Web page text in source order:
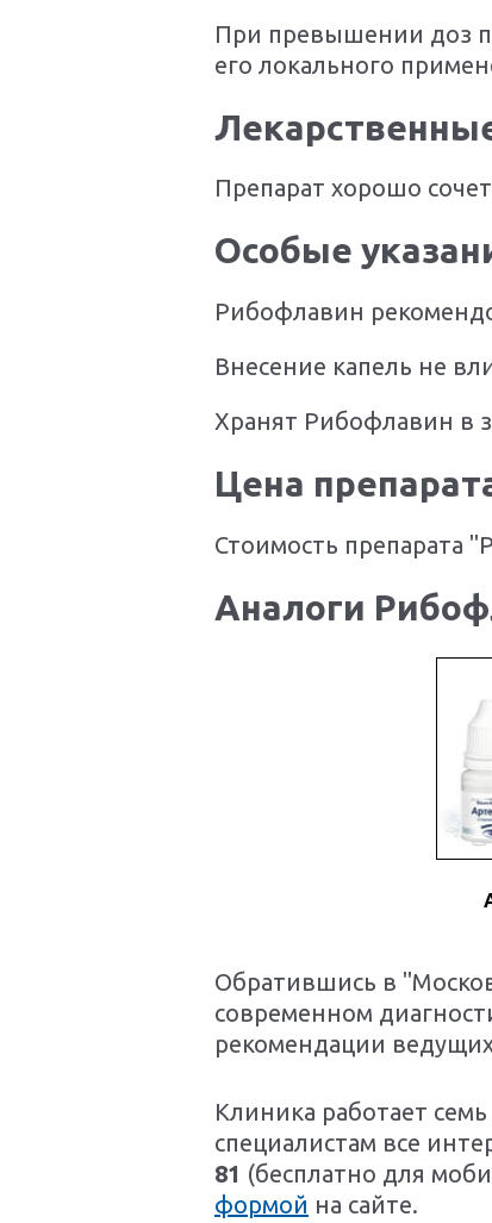
При превышении доз
его локального
Препарат хорошо
Особые
Рибофлавин
Внесение капель не
Хранят Рибофлавин в
Цена
Стоимость препарата
Аналоги
Обратившись в
современном
рекомендации
Клиника работает
специалистам все
81 (бесплатно для
формой на сайте.